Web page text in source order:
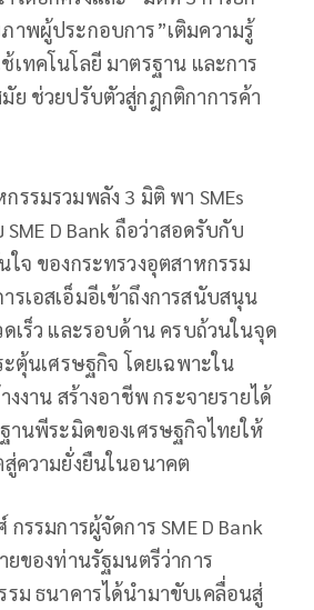
าพผู้ประกอบการ”เติมความรู้
เทคโนโลยี มาตรฐาน และการ
ย ช่วยปรับตัวสู่กฎกติกาการค้า
รรมรวมพลัง 3 มิติ พา SMEs
D Bank ถือว่าสอดรับกับ
ใจ ของกระทรวงอุตสาหกรรม
รเอสเอ็มอีเข้าถึงการสนับสนุน
เร็ว และรอบด้าน ครบถ้วนในจุด
ตุ้นเศรษฐกิจ โดยเฉพาะใน
งงาน สร้างอาชีพ กระจายรายได้
นพีระมิดของเศรษฐกิจไทยให้
สู่ความยั่งยืนในอนาคต
รรมการผู้จัดการ SME D Bank
ยของท่านรัฐมนตรีว่าการ
รม ธนาคารได้นำมาขับเคลื่อนสู่